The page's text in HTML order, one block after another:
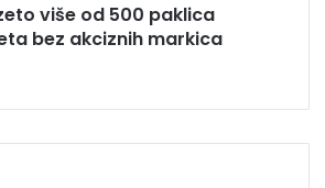
više od 500 paklica
bez akciznih markica